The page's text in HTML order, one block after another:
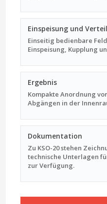
Einspeisung und
Einseitig bedienbare
Einspeisung, Kupplung
Ergebnis
Kompakte Anordnung
Abgängen in der
Dokumentation
Zu KSO-20 stehen
technische Unterlagen
zur Verfügung.